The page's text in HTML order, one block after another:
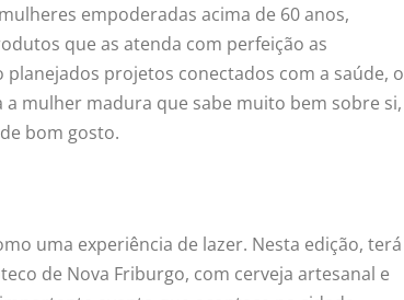
empoderadas acima de 60 anos,
que as atenda com perfeição as
projetos conectados com a saúde, o
mulher madura que sabe muito bem sobre si,
bom gosto.
uma experiência de lazer. Nesta edição, terá
de Nova Friburgo, com cerveja artesanal e